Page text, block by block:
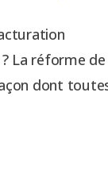
La réforme de
dont